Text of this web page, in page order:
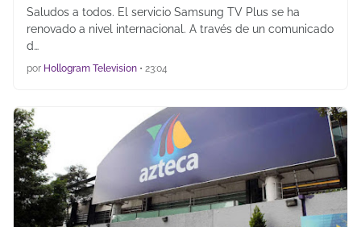
Saludos a todos. El servicio Samsung TV Plus se ha
renovado a nivel internacional. A través de un comunicado
d…
por Hollogram Television • 23:04